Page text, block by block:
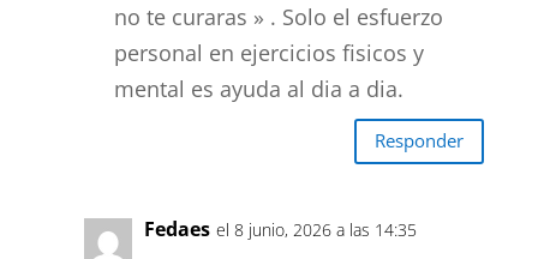
no te curaras » . Solo el esfuerzo
personal en ejercicios fisicos y
mental es ayuda al dia a dia.
Responder
Fedaes el 8 junio, 2026 a las 14:35